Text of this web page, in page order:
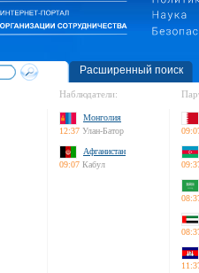
Расширенный поиск
Наблюдатели:
Монголия
12:37 Улан-Батор
Афганистан
09:07 Кабул